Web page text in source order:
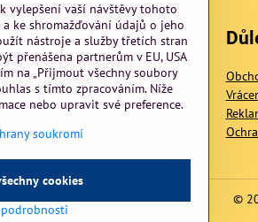
blog
©
vylepšení vaší návštěvy tohoto
ke shromažďování údajů o jeho
nástroje a služby třetích stran
přenášena partnerům v EU, USA
na „Přijmout všechny soubory
s tímto zpracováním. Níže
nebo upravit své preference.
soukromí
podrobnosti
cookies